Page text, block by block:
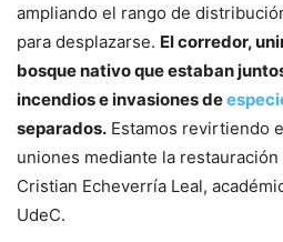
ampliando el rango de
para desplazarse. El corredor,
bosque nativo que estaban
incendios e invasiones de
separados. Estamos revirtiendo
uniones mediante la
Cristian Echeverría Leal,
UdeC.